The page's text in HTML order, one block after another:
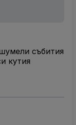
събития
кутия